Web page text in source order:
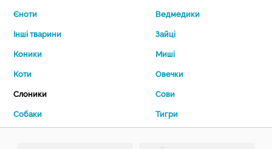
Єноти
Інші тварини
Ведмедики
Зайці
Коники
Коти
Миші
Овечки
Слоники
Собаки
Сови
Тигри